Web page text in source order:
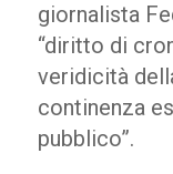
giornalista
“diritto di
veridicità
continenza
pubblico”.